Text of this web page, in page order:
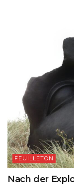
FEUILLETON
Nach der